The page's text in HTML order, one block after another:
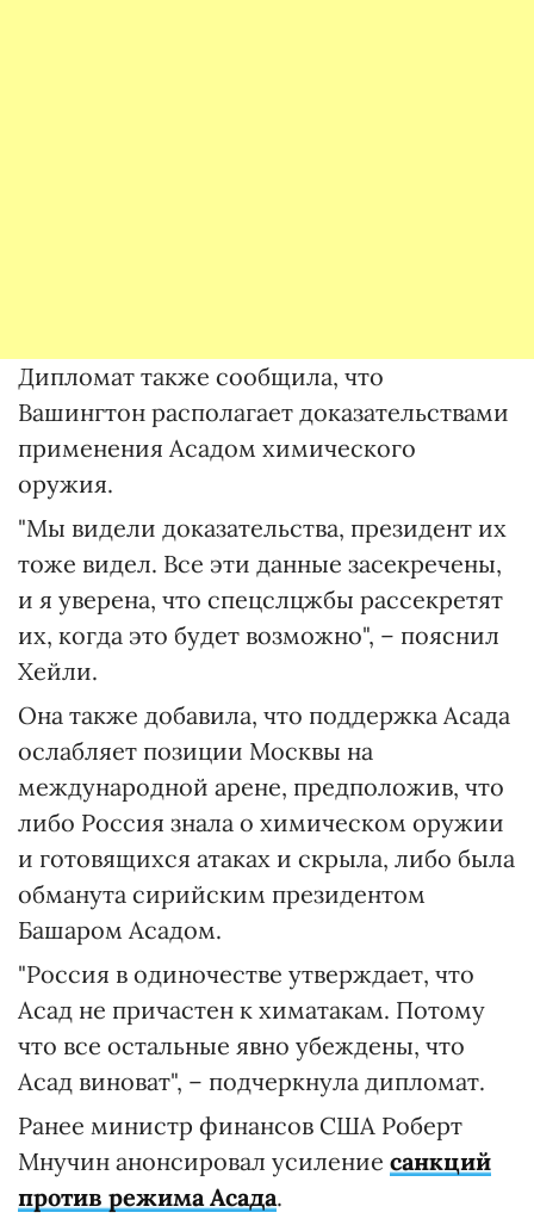
Дипломат также сообщила, что
Вашингтон располагает доказательствами
применения Асадом химического
оружия.
"Мы видели доказательства, президент их
тоже видел. Все эти данные засекречены,
и я уверена, что спецслцжбы рассекретят
их, когда это будет возможно", – пояснил
Хейли.
Она также добавила, что поддержка Асада
ослабляет позиции Москвы на
международной арене, предположив, что
либо Россия знала о химическом оружии
и готовящихся атаках и скрыла, либо была
обманута сирийским президентом
Башаром Асадом.
"Россия в одиночестве утверждает, что
Асад не причастен к химатакам. Потому
что все остальные явно убеждены, что
Асад виноват", – подчеркнула дипломат.
Ранее министр финансов США Роберт
Мнучин анонсировал усиление санкций
против режима Асада.